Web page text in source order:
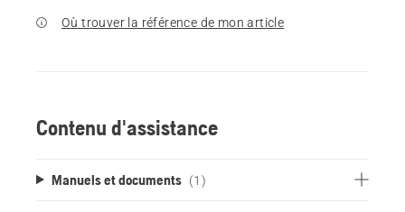
Où trouver la référence de mon article
Contenu d'assistance
Manuels et documents (1)